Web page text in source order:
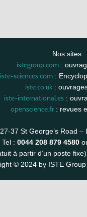
Nos sites :
istegroup.com:
iste-sciences.com:
iste.co.uk :
iste-international.es:
openscience.fr: revues
37 St George’s Road
Tel : 0044 208 879 4580
à partir d’un poste fixe)
© 2024 by ISTE